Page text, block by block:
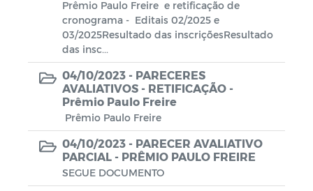
Prêmio Paulo Freire e retificação de
cronograma - Editais 02/2025 e
03/2025Resultado das inscriçõesResultado
das insc...
04/10/2023 - PARECERES
AVALIATIVOS - RETIFICAÇÃO -
Prêmio Paulo Freire
Prêmio Paulo Freire
04/10/2023 - PARECER AVALIATIVO
PARCIAL - PRÊMIO PAULO FREIRE
SEGUE DOCUMENTO